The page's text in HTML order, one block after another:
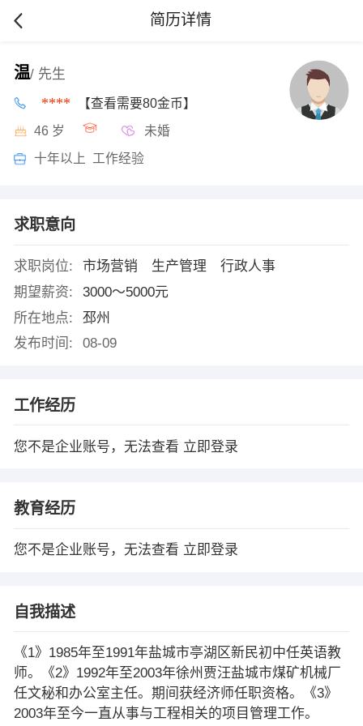
简历详情
温/ 先生
**** 【查看需要80金币】
46 岁 未婚
十年以上 工作经验
求职意向
求职岗位:
市场营销 生产管理 行政人事
期望薪资:
3000～5000元
所在地点:
邳州
发布时间:
08-09
工作经历
您不是企业账号，无法查看 立即登录
教育经历
您不是企业账号，无法查看 立即登录
自我描述
《1》1985年至1991年盐城市亭湖区新民初中任英语教
师。《2》1992年至2003年徐州贾汪盐城市煤矿机械厂
任文秘和办公室主任。期间获经济师任职资格。《3》
2003年至今一直从事与工程相关的项目管理工作。